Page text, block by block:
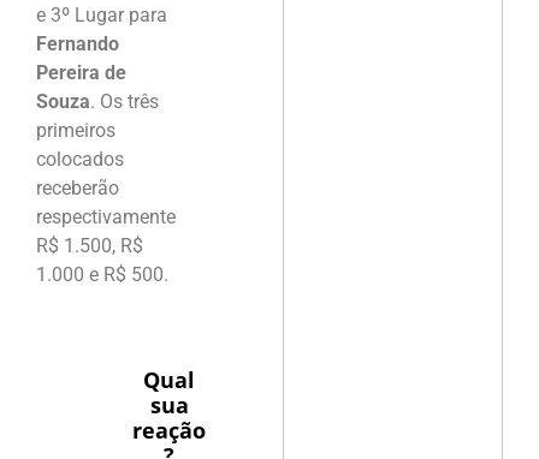
e 3º Lugar para
Fernando
Pereira de
Souza. Os três
primeiros
colocados
receberão
respectivamente
R$ 1.500, R$
1.000 e R$ 500.
Qual
sua
reação